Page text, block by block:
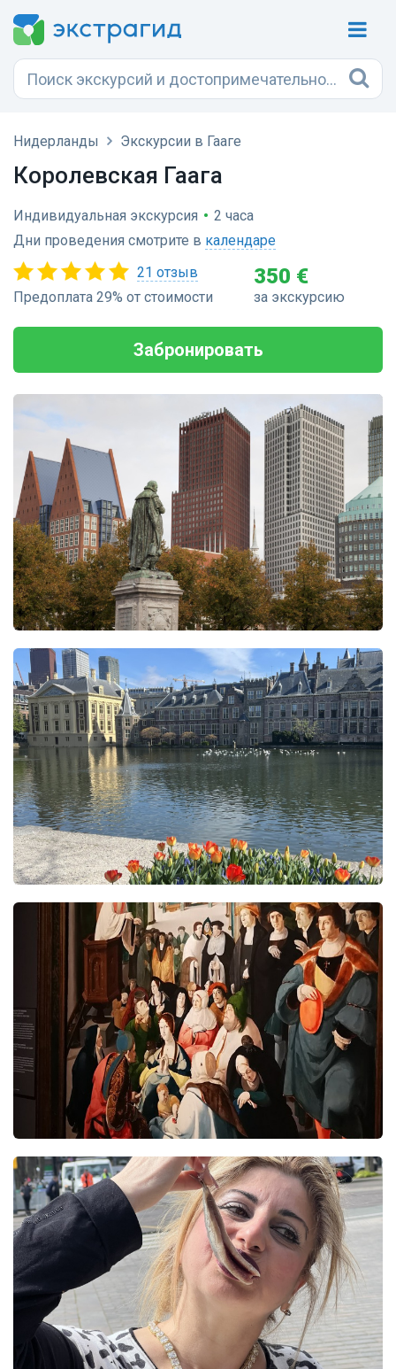
Нидерланды Экскурсии в Гааге
Королевская Гаага
Индивидуальная экскурсия • 2 часа
Дни проведения смотрите в календаре
21 отзыв
Предоплата 29% от стоимости
350 €
за экскурсию
Забронировать